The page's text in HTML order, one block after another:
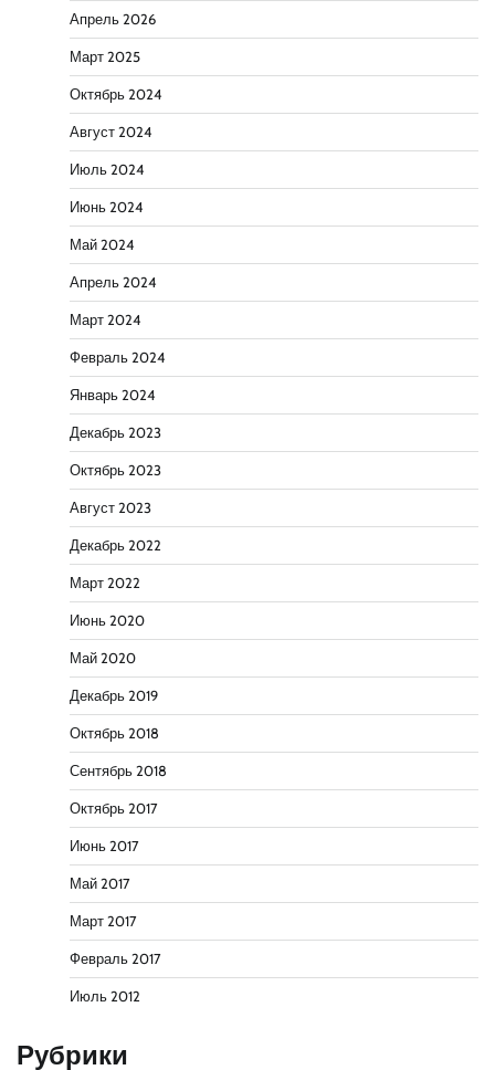
Апрель 2026
Март 2025
Октябрь 2024
Август 2024
Июль 2024
Июнь 2024
Май 2024
Апрель 2024
Март 2024
Февраль 2024
Январь 2024
Декабрь 2023
Октябрь 2023
Август 2023
Декабрь 2022
Март 2022
Июнь 2020
Май 2020
Декабрь 2019
Октябрь 2018
Сентябрь 2018
Октябрь 2017
Июнь 2017
Май 2017
Март 2017
Февраль 2017
Июль 2012
Рубрики